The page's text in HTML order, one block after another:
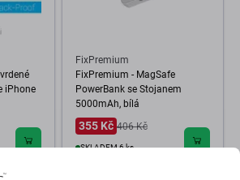
iPhone
FixPremium
FixPremium - MagSafe
PowerBank se Stojanem
5000mAh, bílá
355 Kč 406 Kč
SKLADEM 6 ks